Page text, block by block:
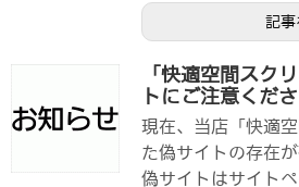
記事
「快適空間スク
トにご注意くだ
現在、当店「快適
た偽サイトの存在
偽サイトはサイト